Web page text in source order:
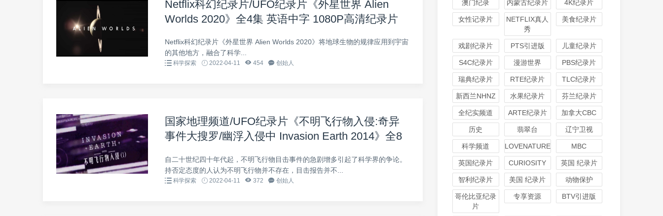
Netflix科幻纪录片/UFO纪录片《外星世界 Alien
Worlds 2020》全4集 英语中字 1080P高清纪录片
Netflix科幻纪录片《外星世界 Alien Worlds 2020》将地球生物的规律应用到宇宙
的其他地方，融合了科学...
科学探索 2022-04-11 454 创始人
国家地理频道/UFO纪录片《不明飞行物入侵:奇异
事件大搜罗/幽浮入侵中 Invasion Earth 2014》全8
自二十世纪四十年代起，不明飞行物目击事件的急剧增多引起了科学界的争论。
持否定态度的人认为不明飞行物并不存在，目击报告并不...
科学探索 2022-04-11 372 创始人
澳门纪录 内蒙古纪录片 4K纪录片
女性记录片
NETFLIX真人
秀
美食纪录片
戏剧纪录片 PTS引进版 儿童纪录片
S4C纪录片 漫游世界 PBS纪录片
瑞典纪录片 RTE纪录片 TLC纪录片
新西兰NHNZ 水果纪录片 芬兰纪录片
全纪实频道 ARTE纪录片 加拿大CBC
历史 翡翠台 辽宁卫视
科学频道 LOVENATURE MBC
英国纪录片 CURIOSITY 英国 纪录片
智利纪录片 美国 纪录片 动物保护
哥伦比亚纪录
片
专享资源 BTV引进版